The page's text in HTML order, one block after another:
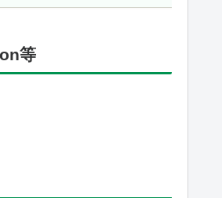
等